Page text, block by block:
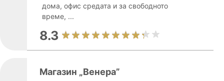
дома, офис средата и за свободното
време, ...
8.3
Магазин „Венера”